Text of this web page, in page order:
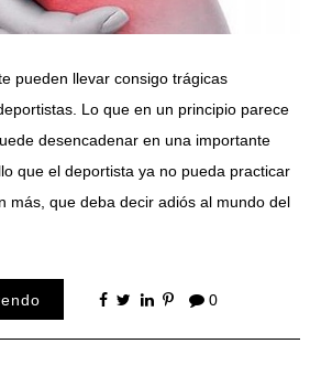
pueden llevar consigo trágicas
Lo que en un principio parece
desencadenar en una importante
que el deportista ya no pueda practicar
más, que deba decir adiós al mundo del
0